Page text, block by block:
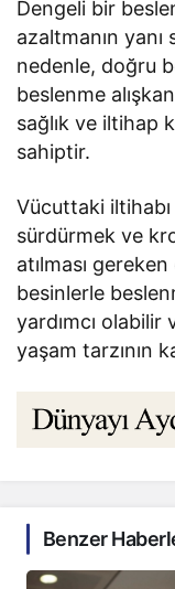
Dengeli bir
azaltmanın yanı
nedenle, doğru
beslenme
sağlık ve iltihap
sahiptir.
Vücuttaki
sürdürmek ve
atılması
besinlerle
yardımcı olabilir
yaşam tarzının
Benzer